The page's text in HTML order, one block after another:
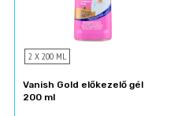
2 X 200 ML
Vanish Gold előkezelő gél
200 ml